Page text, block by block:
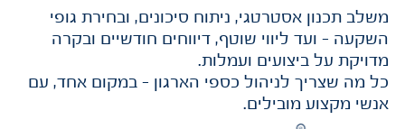
משלב תכנון אסטרטגי, ניתוח סיכונים, ובחירת גופי
השקעה – ועד ליווי שוטף, דיווחים חודשיים ובקרה
מדויקת על ביצועים ועמלות.
כל מה שצריך לניהול כספי הארגון – במקום אחד, עם
אנשי מקצוע מובילים.